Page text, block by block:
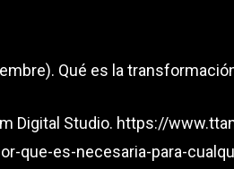
Qué es la
Digital Studio. https://
que-es-necesaria-para-